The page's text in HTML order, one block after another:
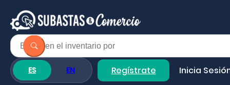
ES EN Regístrate Inicia